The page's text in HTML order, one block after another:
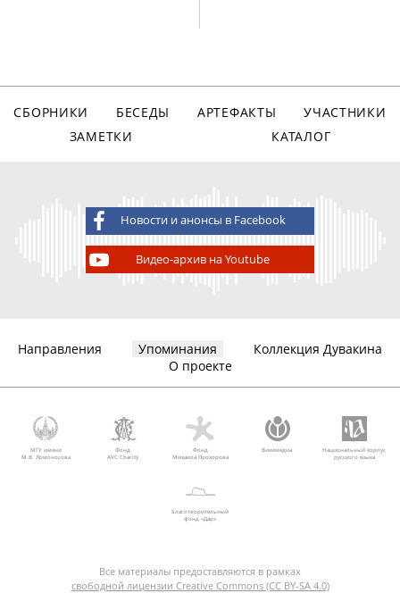
СБОРНИКИ БЕСЕДЫ АРТЕФАКТЫ
УЧАСТНИКИ
ЗАМЕТКИ
КАТАЛОГ
Новости и анонсы в Facebook
Видео-архив на Youtube
Направления Упоминания
Коллекция Дувакина
О проекте
МГУ имени
М.В. Ломоносова
Фонд
AVC Charity
Фонд
Михаила Прохорова
Викимедиа
Национальный корпус
русского языка
Благотворительный
фонд «Дар»
Все материалы предоставляются в рамках
свободной лицензии Creative Commons (CC BY-SA 4.0)